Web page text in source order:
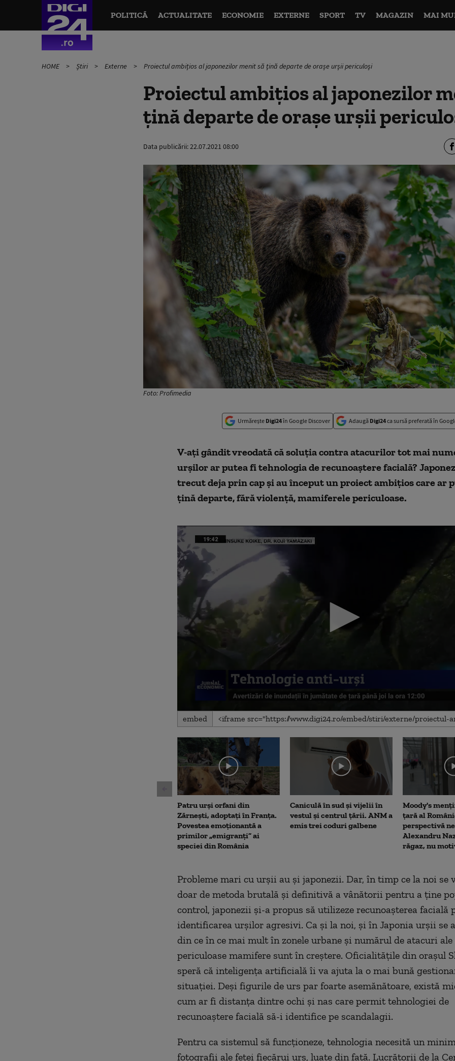
POLITICĂ ACTUALITATE ECONOMIE EXTERNE SPORT TV MAGAZIN MAI
HOME Știri Externe Proiectul ambițios al japonezilor menit să ţină departe de orașe urșii periculoși
Proiectul ambițios al japonezilor
ţină departe de orașe urșii
Data publicării:22.07.2021 08:00
Foto: Profimedia
Urmărește Digi24în Google Discover Adaugă Digi24ca sursă preferată în
V-aţi gândit vreodată că soluţia contra atacurilor tot mai
urşilor ar putea fi tehnologia de recunoaştere facială?
trecut deja prin cap şi au început un proiect ambiţios care ar
ţină departe, fără violenţă, mamiferele periculoase.
0
seconds
1
minute,
49
secondsVolume
90%
embed
Patru urși orfani din
Zărnești, adoptați în Franța.
Povestea emoționantă a
primilor „emigranți” ai
speciei din România
Caniculă în sud și vijelii în
vestul și centrul țării. ANM a
emis trei coduri galbene
Moody's
țară al
perspectivă
Alexandru
răgaz, nu
Probleme mari cu urșii au și japonezii. Dar, în timp ce la noi se
doar de metoda brutală și definitivă a vânătorii pentru a ține
control, japonezii și-a propus să utilizeze recunoașterea facială
identificarea urșilor agresivi. Ca și la noi, și în Japonia urșii se
din ce în ce mai mult în zonele urbane și numărul de atacuri ale
periculoase mamifere sunt în creștere. Oficialitățile din orașul
speră că inteligența artificială îi va ajuta la o mai bună
situației. Deși figurile de urs par foarte asemănătoare, există
cum ar fi distanța dintre ochi și nas care permit tehnologiei de
recunoaștere facială să-i identifice pe scandalagii.
Pentru ca sistemul să funcționeze, tehnologia necesită un
fotografii ale feței fiecărui urs, luate din față. Lucrătorii de la